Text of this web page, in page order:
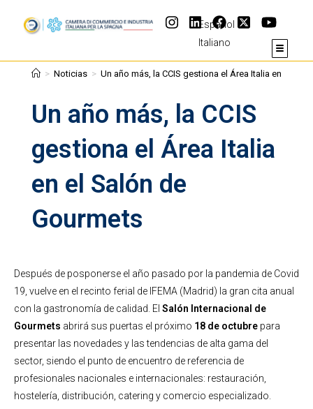
Español
Italiano
Un año más, la CCIS
gestiona el Área Italia
en el Salón de
Gourmets
> Noticias > Un año más, la CCIS gestiona el Área Italia en el
Después de posponerse el año pasado por la pandemia de Covid
19, vuelve en el recinto ferial de IFEMA (Madrid) la gran cita anual
con la gastronomía de calidad. El Salón Internacional de
Gourmets abrirá sus puertas el próximo 18 de octubre para
presentar las novedades y las tendencias de alta gama del
sector, siendo el punto de encuentro de referencia de
profesionales nacionales e internacionales: restauración,
hostelería, distribución, catering y comercio especializado.